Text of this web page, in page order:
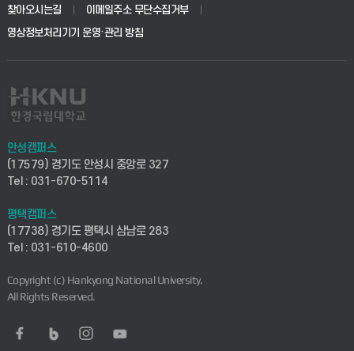
생명공학부
사회안전시스템공학부
컴퓨터응용수학부
ICT로봇기계공학부
전자전기공학부
디자인건축융합학부
AI융합학부
교육대학원
학사시스템(전문학사 및 전공심화)
사이버캠퍼스(전문학사 및 전공심화)
시설바로처리서비스
연구실안전관리시스템
산학연구관리시스템
찾아오시는길(평택)
통학버스안내(안성)
산학협력단
취업지원센터
창업지원센터
현장실습지원센터
찾아오시는길
이메일주소 무단수집거부
영상정보처리기기 운영·관리 방침
안성캠퍼스
(17579) 경기도 안성시 중앙로 327
Tel : 031-670-5114
평택캠퍼스
(17738) 경기도 평택시 삼남로 283
Tel : 031-610-4600
Copyright (c) Hankyong National University.
All Rights Reserved.